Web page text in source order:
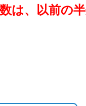
は、以前の